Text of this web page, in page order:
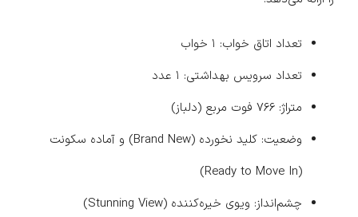
تعداد اتاق خواب: ۱ خواب
تعداد سرویس بهداشتی: ۱ عدد
متراژ: ۷۶۶ فوت مربع (دلباز)
وضعیت: کلید نخورده (Brand New) و آماده سکونت
(Ready to Move In)
چشم‌انداز: ویوی خیره‌کننده (Stunning View)